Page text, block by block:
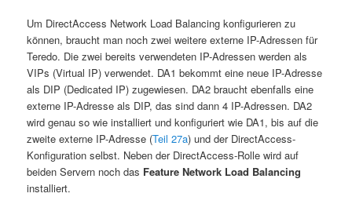
Um DirectAccess Network Load Balancing konfigurieren zu
können, braucht man noch zwei weitere externe IP-Adressen für
Teredo. Die zwei bereits verwendeten IP-Adressen werden als
VIPs (Virtual IP) verwendet. DA1 bekommt eine neue IP-Adresse
als DIP (Dedicated IP) zugewiesen. DA2 braucht ebenfalls eine
externe IP-Adresse als DIP, das sind dann 4 IP-Adressen. DA2
wird genau so wie installiert und konfiguriert wie DA1, bis auf die
zweite externe IP-Adresse (Teil 27a) und der DirectAccess-
Konfiguration selbst. Neben der DirectAccess-Rolle wird auf
beiden Servern noch das Feature Network Load Balancing
installiert.